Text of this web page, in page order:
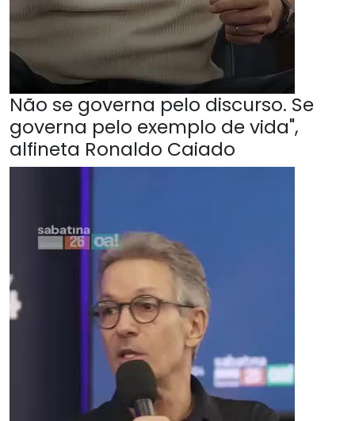
Não se governa pelo discurso. Se
governa pelo exemplo de vida",
alfineta Ronaldo Caiado